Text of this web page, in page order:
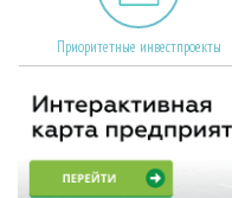
Приоритетные инвестпроекты